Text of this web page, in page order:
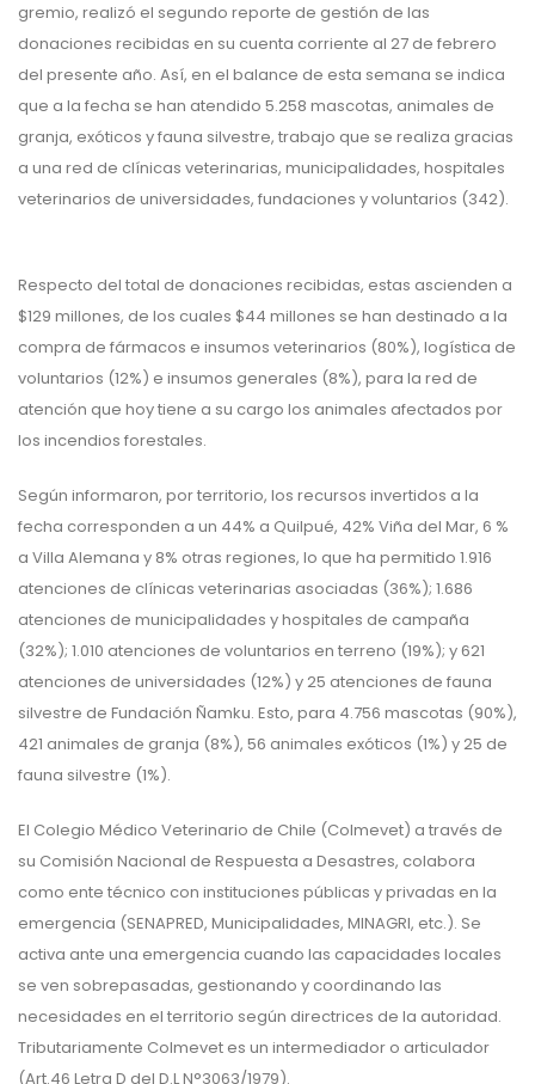
gremio, realizó el segundo reporte de gestión de las
donaciones recibidas en su cuenta corriente al 27 de febrero
del presente año. Así, en el balance de esta semana se indica
que a la fecha se han atendido 5.258 mascotas, animales de
granja, exóticos y fauna silvestre, trabajo que se realiza gracias
a una red de clínicas veterinarias, municipalidades, hospitales
veterinarios de universidades, fundaciones y voluntarios (342).
Respecto del total de donaciones recibidas, estas ascienden a
$129 millones, de los cuales $44 millones se han destinado a la
compra de fármacos e insumos veterinarios (80%), logística de
voluntarios (12%) e insumos generales (8%), para la red de
atención que hoy tiene a su cargo los animales afectados por
los incendios forestales.
Según informaron, por territorio, los recursos invertidos a la
fecha corresponden a un 44% a Quilpué, 42% Viña del Mar, 6 %
a Villa Alemana y 8% otras regiones, lo que ha permitido 1.916
atenciones de clínicas veterinarias asociadas (36%); 1.686
atenciones de municipalidades y hospitales de campaña
(32%); 1.010 atenciones de voluntarios en terreno (19%); y 621
atenciones de universidades (12%) y 25 atenciones de fauna
silvestre de Fundación Ñamku. Esto, para 4.756 mascotas (90%),
421 animales de granja (8%), 56 animales exóticos (1%) y 25 de
fauna silvestre (1%).
El Colegio Médico Veterinario de Chile (Colmevet) a través de
su Comisión Nacional de Respuesta a Desastres, colabora
como ente técnico con instituciones públicas y privadas en la
emergencia (SENAPRED, Municipalidades, MINAGRI, etc.). Se
activa ante una emergencia cuando las capacidades locales
se ven sobrepasadas, gestionando y coordinando las
necesidades en el territorio según directrices de la autoridad.
Tributariamente Colmevet es un intermediador o articulador
(Art.46 Letra D del D.L N°3063/1979).